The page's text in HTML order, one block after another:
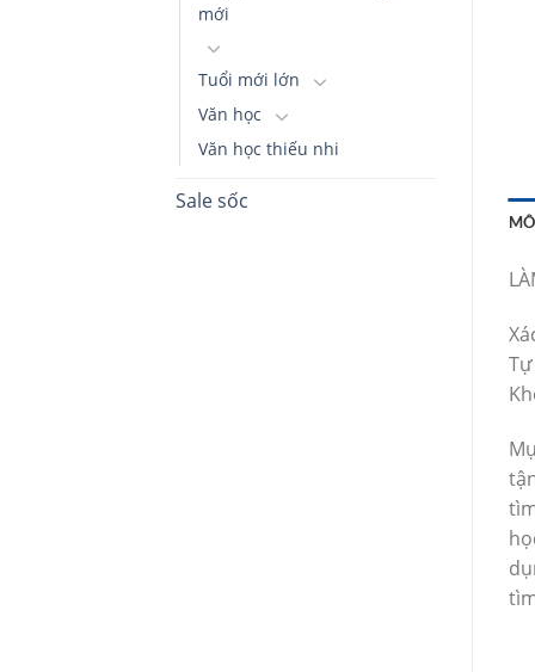
mới
Tuổi mới lớn
Văn học
Văn học thiếu nhi
Sale sốc